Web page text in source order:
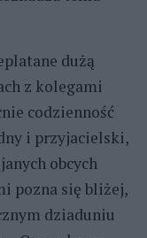
dużą
z kolegami
codzienność
i przyjacielski,
obcych
pozna się bliżej,
dziaduniu